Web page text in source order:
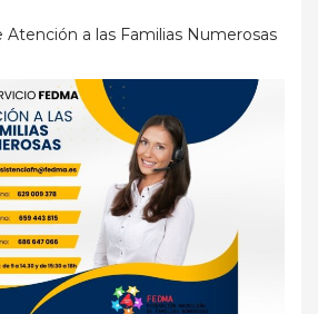
Atención a las Familias Numerosas